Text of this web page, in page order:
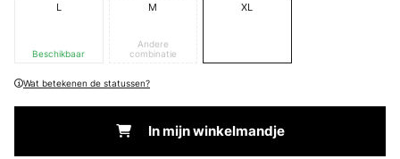
L
Beschikbaar
M
Andere
combinatie
XL
Wat betekenen de statussen?
In mijn winkelmandje